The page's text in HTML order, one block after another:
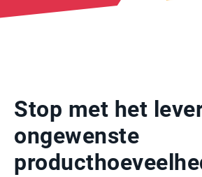
Stop met het
ongewenste